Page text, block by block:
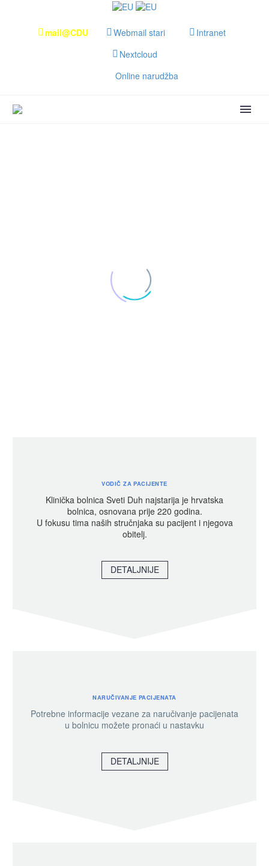
mail@CDU Webmail stari
Intranet
Nextcloud
Online narudžba
VODIČ ZA PACIJENTE
Klinička bolnica Sveti Duh najstarija je hrvatska
bolnica, osnovana prije 220 godina.
U fokusu tima naših stručnjaka su pacijent i njegova
obitelj.
DETALJNIJE
NARUČIVANJE PACIJENATA
Potrebne informacije vezane za naručivanje pacijenata
u bolnicu možete pronaći u nastavku
DETALJNIJE